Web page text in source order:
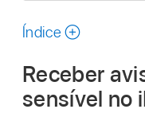
manual
Índice
Receber
sensível no